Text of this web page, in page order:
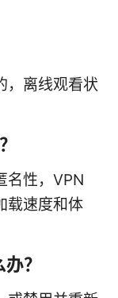
，离线观看状
名性，VPN
载速度和体
？